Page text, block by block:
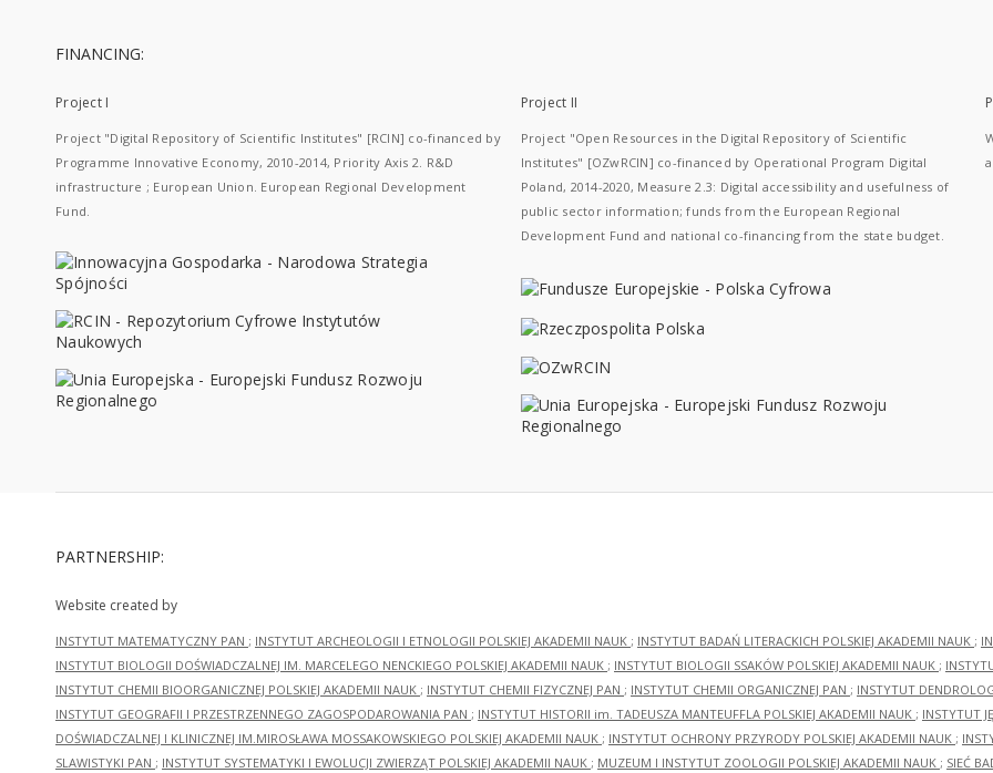
FINANCING:
Project I
Project "Digital Repository of Scientific Institutes" [RCIN] co-financed by
Programme Innovative Economy, 2010-2014, Priority Axis 2. R&D
infrastructure ; European Union. European Regional Development
Fund.
Project II
Project "Open Resources in the Digital Repository of Scientific
Institutes" [OZwRCIN] co-financed by Operational Program Digital
Poland, 2014-2020, Measure 2.3: Digital accessibility and usefulness of
public sector information; funds from the European Regional
Development Fund and national co-financing from the state budget.
PARTNERSHIP:
Website created by
INSTYTUT MATEMATYCZNY PAN ; INSTYTUT ARCHEOLOGII I ETNOLOGII POLSKIEJ AKADEMII NAUK ; INSTYTUT BADAŃ LITERACKICH POLSKIEJ AKADEMII NAUK ;
INSTYTUT BIOLOGII DOŚWIADCZALNEJ IM. MARCELEGO NENCKIEGO POLSKIEJ AKADEMII NAUK ; INSTYTUT BIOLOGII SSAKÓW POLSKIEJ AKADEMII NAUK ;
INSTYTUT CHEMII BIOORGANICZNEJ POLSKIEJ AKADEMII NAUK ; INSTYTUT CHEMII FIZYCZNEJ PAN ; INSTYTUT CHEMII ORGANICZNEJ PAN ; INSTYTUT
INSTYTUT GEOGRAFII I PRZESTRZENNEGO ZAGOSPODAROWANIA PAN ; INSTYTUT HISTORII im. TADEUSZA MANTEUFFLA POLSKIEJ AKADEMII NAUK ; INSTYTUT
DOŚWIADCZALNEJ I KLINICZNEJ IM.MIROSŁAWA MOSSAKOWSKIEGO POLSKIEJ AKADEMII NAUK ; INSTYTUT OCHRONY PRZYRODY POLSKIEJ AKADEMII NAUK ;
SLAWISTYKI PAN ; INSTYTUT SYSTEMATYKI I EWOLUCJI ZWIERZĄT POLSKIEJ AKADEMII NAUK ; MUZEUM I INSTYTUT ZOOLOGII POLSKIEJ AKADEMII NAUK ; SIEĆ